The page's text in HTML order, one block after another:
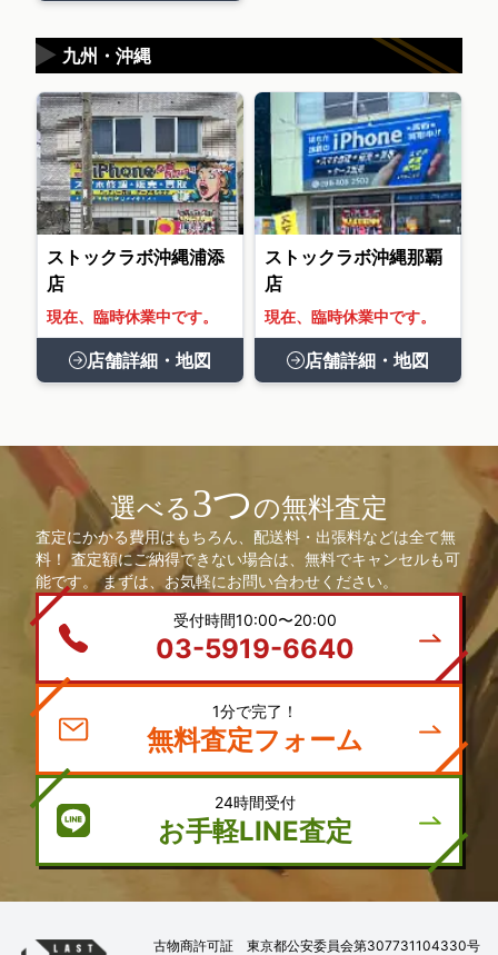
九州・沖縄
▶
ストックラボ沖縄浦添
店
現在、臨時休業中です。
店舗詳細・地図
ストックラボ沖縄那覇
店
現在、臨時休業中です。
店舗詳細・地図
選べる3つの無料査定
査定にかかる費用はもちろん、配送料・出張料などは全て無
料！ 査定額にご納得できない場合は、無料でキャンセルも可
能です。 まずは、お気軽にお問い合わせください。
受付時間10:00〜20:00
03-5919-6640
1分で完了！
無料査定フォーム
24時間受付
お手軽LINE査定
古物商許可証 東京都公安委員会第307731104330号